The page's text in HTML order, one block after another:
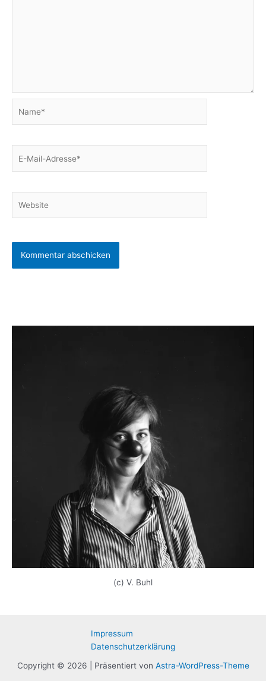
Mail-
(c) V. Buhl
Impressum
Datenschutzerklärung
Copyright © 2026 | Präsentiert von Astra-WordPress-Theme